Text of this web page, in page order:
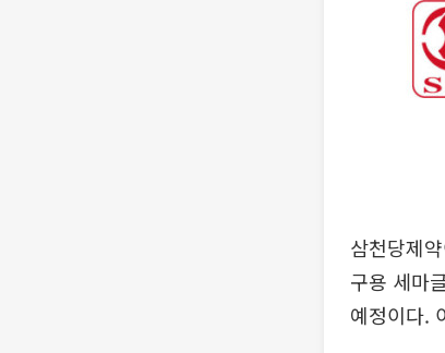
삼천당제
구용 세마
예정이다.